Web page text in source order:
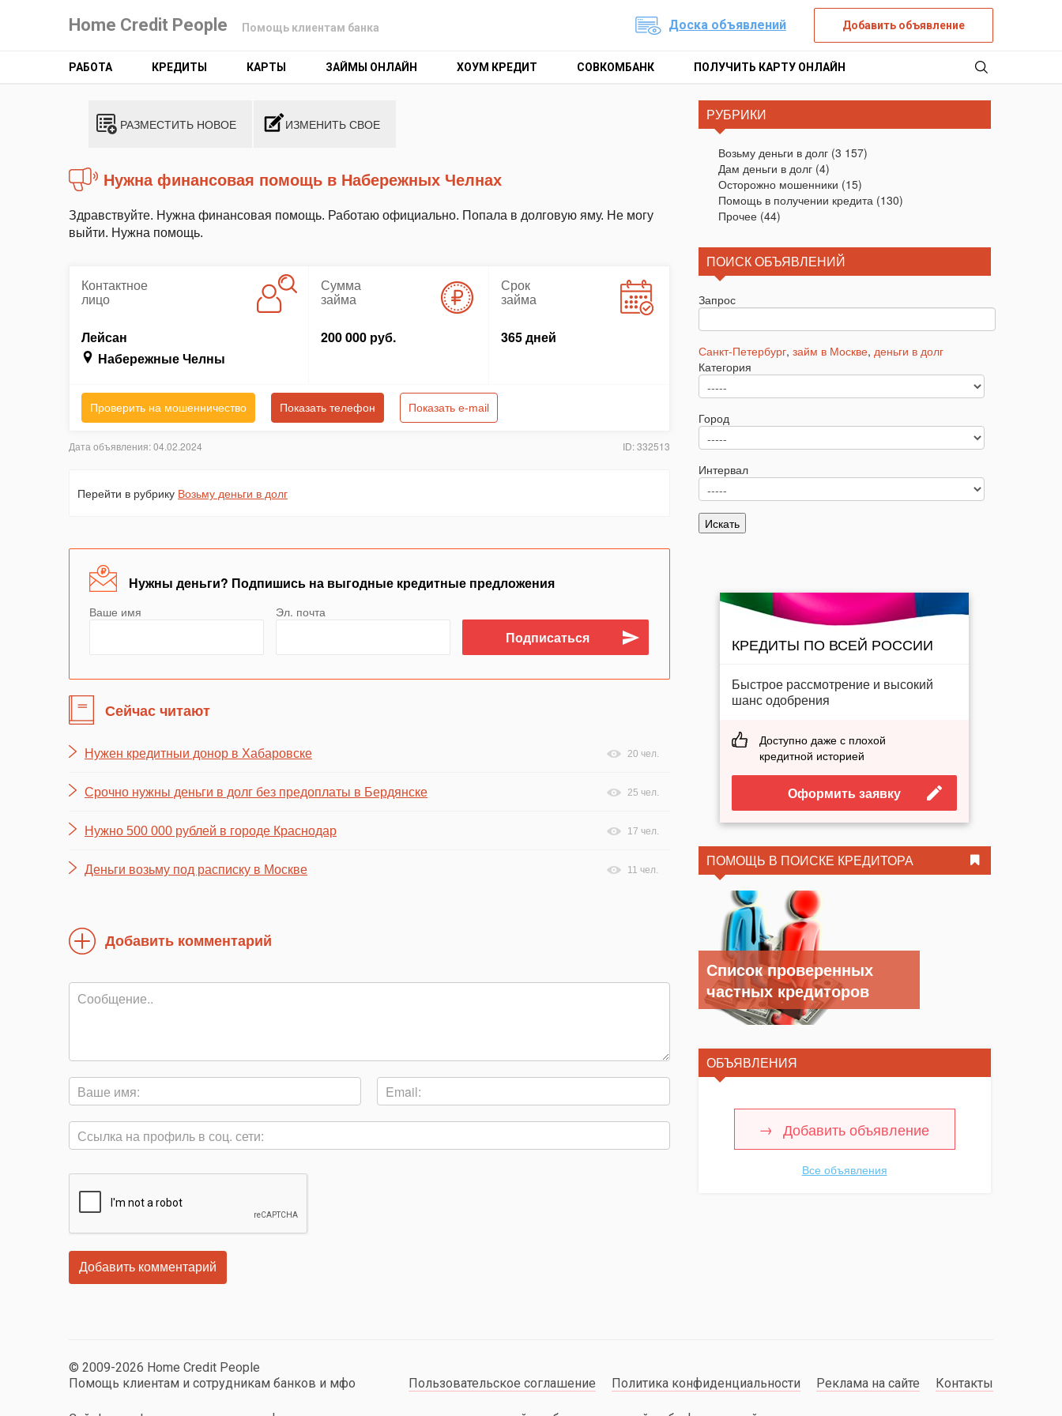
Home Credit People Помощь клиентам банка Доска объявлений Добавить объявление
РАБОТА КРЕДИТЫ КАРТЫ ЗАЙМЫ ОНЛАЙН ХОУМ КРЕДИТ СОВКОМБАНК ПОЛУЧИТЬ КАРТУ ОНЛАЙН
РАЗМЕСТИТЬ НОВОЕ ИЗМЕНИТЬ СВОЕ
Нужна финансовая помощь в Набережных Челнах
Здравствуйте. Нужна финансовая помощь. Работаю официально. Попала в долговую яму. Не могу
выйти. Нужна помощь.
Контактное
лицо
Лейсан
Набережные Челны
Сумма
займа
200 000 руб.
Срок
займа
365 дней
Проверить на мошенничество Показать телефон Показать e-mail
Дата объявления: 04.02.2024 ID: 332513
Перейти в рубрику Возьму деньги в долг
Нужны деньги? Подпишись на выгодные кредитные предложения
Ваше имя Эл. почта
Сейчас читают
Нужен кредитныи донор в Хабаровске 20 чел.
Срочно нужны деньги в долг без предоплаты в Бердянске 25 чел.
Нужно 500 000 рублей в городе Краснодар 17 чел.
Деньги возьму под расписку в Москве 11 чел.
Добавить комментарий
РУБРИКИ
Возьму деньги в долг(3 157)
Дам деньги в долг(4)
Осторожно мошенники (15)
Помощь в получении кредита(130)
Прочее(44)
ПОИСК ОБЪЯВЛЕНИЙ
Запрос
Санкт-Петербург, займ в Москве, деньги в долг
Категория
Город
Интервал
КРЕДИТЫ ПО ВСЕЙ РОССИИ
Быстрое рассмотрение и высокий
шанс одобрения
Доступно даже с плохой
кредитной историей
Оформить заявку
ПОМОЩЬ В ПОИСКЕ КРЕДИТОРА
Список проверенных
частных кредиторов
ОБЪЯВЛЕНИЯ
Добавить объявление
Все объявления
© 2009-2026 Home Credit People
Помощь клиентам и сотрудникам банков и мфо
Пользовательское соглашение Политика конфиденциальности Реклама на сайте Контакты